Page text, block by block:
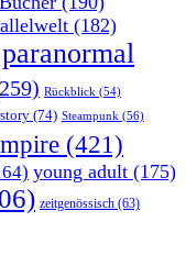
(182)
paranormal
Rückblick (54)
(74) Steampunk (56)
(421)
young adult (175)
zeitgenössisch (63)